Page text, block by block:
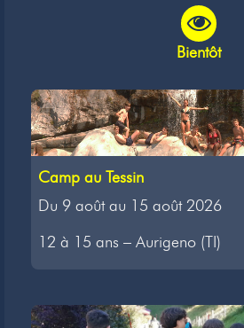
Bientôt
Camp au Tessin
Du 9 août au 15 août 2026
12 à 15 ans – Aurigeno (TI)